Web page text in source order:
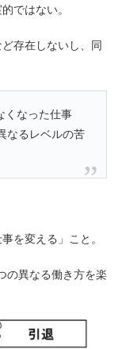
ではない。
存在しないし、同
くなった仕事
なるレベルの苦
を変える」こと。
の異なる働き方を楽